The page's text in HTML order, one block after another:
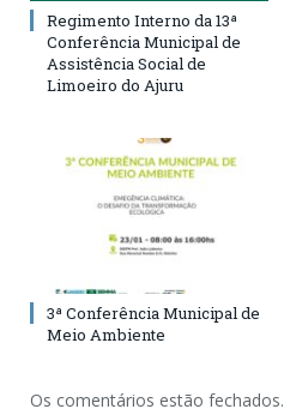
Regimento Interno da 13ª
Conferência Municipal de
Assistência Social de
Limoeiro do Ajuru
3ª Conferência Municipal de
Meio Ambiente
Os comentários estão fechados.